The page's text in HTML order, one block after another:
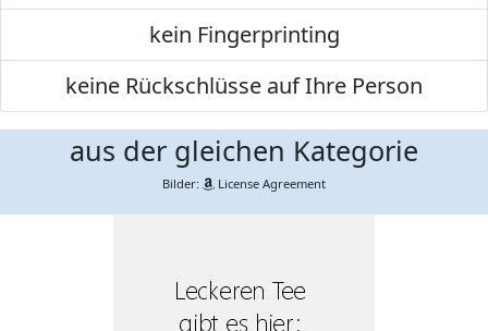
kein Fingerprinting
keine Rückschlüsse auf Ihre Person
aus der gleichen Kategorie
Bilder: License Agreement